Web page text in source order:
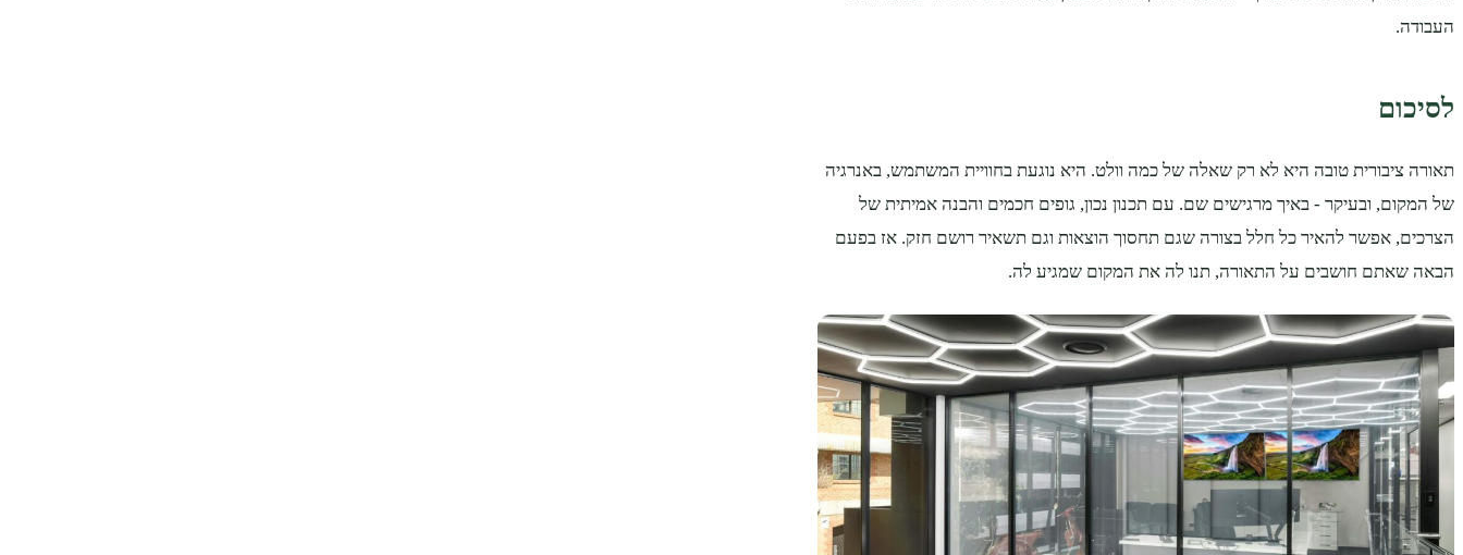
העבודה.
לסיכום
תאורה ציבורית טובה היא לא רק שאלה של כמה וולט. היא נוגעת בחוויית המשתמש, באנרגיה
של המקום, ובעיקר - באיך מרגישים שם. עם תכנון נכון, גופים חכמים והבנה אמיתית של
הצרכים, אפשר להאיר כל חלל בצורה שגם תחסוך הוצאות וגם תשאיר רושם חזק. אז בפעם
הבאה שאתם חושבים על התאורה, תנו לה את המקום שמגיע לה.